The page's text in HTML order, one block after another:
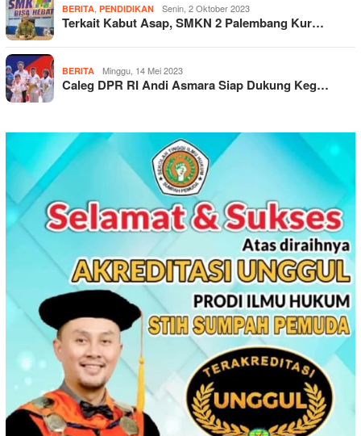
BERITA PENDIDIKAN Senin, 2 Oktober 2023
Terkait Kabut Asap, SMKN 2 Palembang Kur…
BERITA Minggu, 14 Mei 2023
Caleg DPR RI Andi Asmara Siap Dukung Keg…